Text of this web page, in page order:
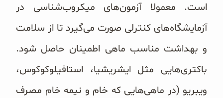
است. معمولا آزمون‌های میکروب‌شناسی در
آزمایشگاه‌های کنترلی صورت می‌‌گیرد تا از سلامت
و بهداشت مناسب ماهی اطمینان حاصل شود.
باکتری‌هایی مثل ایشریشیا، استافیلوکوکوس،
ویبریو (در ماهی‌هایی که خام و نیمه خام مصرف